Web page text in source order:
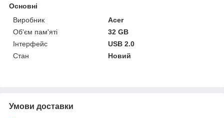
Основні
Виробник
Acer
Об'єм пам'яті
32 GB
Інтерфейс
USB 2.0
Стан
Новий
Умови доставки